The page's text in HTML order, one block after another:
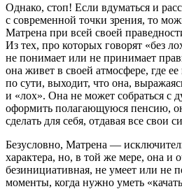
Однако, стоп! Если вдуматься и
с современной точки зрения, то
Матрена при всей своей
Из тех, про которых говорят «без
не понимает или не принимает
она живет в своей атмосфере, где ее
по сути, выходит, что она,
и «лох». Она не может собраться с
оформить полагающуюся пенсию,
сделать для себя, отдавая все свои
Безусловно, Матрена —
характера, но, в той же мере, она и
безинициативная, не умеет или не
моменты, когда нужно уметь